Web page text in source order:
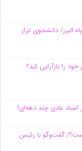
البرز/ دانشجوی تراز
را بازآرایی کند؟
عادی چند‌ دهه‌ای!
گفت‌وگو با رئیس